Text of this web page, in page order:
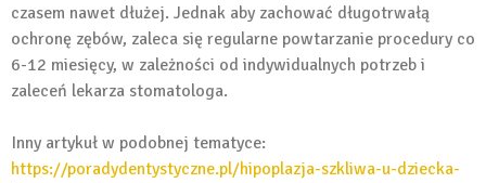
czasem nawet dłużej. Jednak aby zachować długotrwałą
ochronę zębów, zaleca się regularne powtarzanie procedury co
6-12 miesięcy, w zależności od indywidualnych potrzeb i
zaleceń lekarza stomatologa.
Inny artykuł w podobnej tematyce:
https://poradydentystyczne.pl/hipoplazja-szkliwa-u-dziecka-